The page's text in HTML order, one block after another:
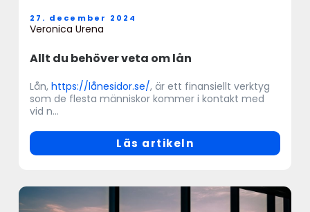
Allt du behöver veta om lån
27. december 2024
Veronica Urena
Lån, https://lånesidor.se/, är ett finansiellt verktyg
som de flesta människor kommer i kontakt med
vid n...
Läs artikeln